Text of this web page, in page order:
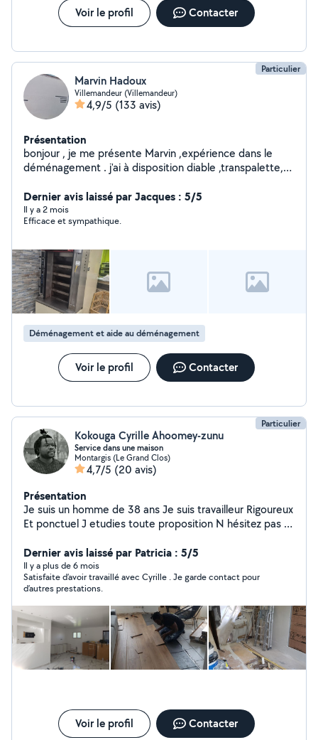
Voir le profil Contacter
Particulier
Marvin Hadoux
Villemandeur (Villemandeur)
4,9/5 (133 avis)
Présentation
bonjour , je me présente Marvin ,expérience dans le
déménagement . j'ai à disposition diable ,transpalette,
ponctuelle, actif, bonne humeur,je respecte les
horaires,je m'adapte à vos besoins ect.....
Dernier avis laissé par Jacques : 5/5
Il y a 2 mois
Efficace et sympathique.
Déménagement et aide au déménagement
Voir le profil Contacter
Particulier
Kokouga Cyrille Ahoomey-zunu
Service dans une maison
Montargis (Le Grand Clos)
4,7/5 (20 avis)
Présentation
Je suis un homme de 38 ans Je suis travailleur Rigoureux
Et ponctuel J etudies toute proposition N hésitez pas à
Dernier avis laissé par Patricia : 5/5
Il y a plus de 6 mois
Satisfaite d’avoir travaillé avec Cyrille . Je garde contact pour
d’autres prestations.
Voir le profil Contacter